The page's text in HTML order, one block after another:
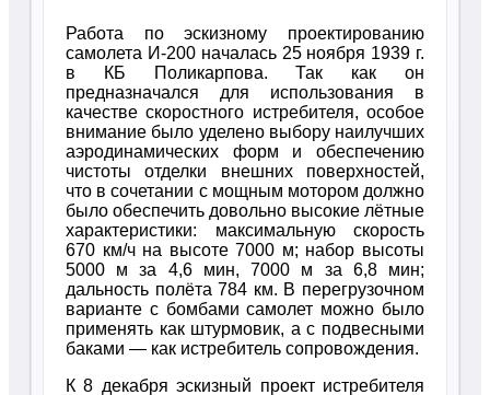
Работа по эскизному проектированию
самолета И-200 началась 25 ноября 1939 г.
в КБ Поликарпова. Так как он
предназначался для использования в
качестве скоростного истребителя, особое
внимание было уделено выбору наилучших
аэродинамических форм и обеспечению
чистоты отделки внешних поверхностей,
что в сочетании с мощным мотором должно
было обеспечить довольно высокие лётные
характеристики: максимальную скорость
670 км/ч на высоте 7000 м; набор высоты
5000 м за 4,6 мин, 7000 м за 6,8 мин;
дальность полёта 784 км. В перегрузочном
варианте с бомбами самолет можно было
применять как штурмовик, а с подвесными
баками — как истребитель сопровождения.
К 8 декабря эскизный проект истребителя